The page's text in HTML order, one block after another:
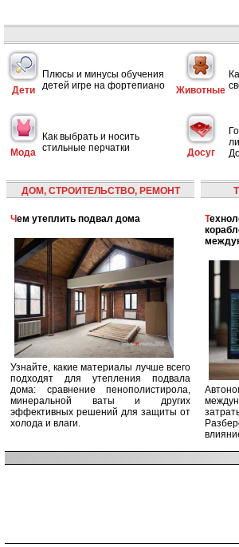
Дети
Плюсы и минусы обучения
детей игре на фортепиано
Животные
Мода
Как выбрать и носить
стильные перчатки
Досуг
ДОМ, СТРОИТЕЛЬСТВО, РЕМОНТ
Чем утеплить подвал дома
Узнайте, какие материалы лучше всего
подходят для утепления подвала
дома: сравнение пенополистирола,
минеральной ваты и других
эффективных решений для защиты от
холода и влаги.
Технологии в сфере автономных